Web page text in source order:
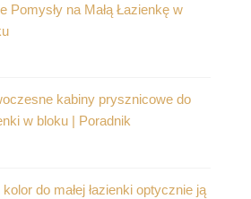
Pomysły na Małą Łazienkę w
kabiny prysznicowe do
w bloku | Poradnik
do małej łazienki optycznie ją